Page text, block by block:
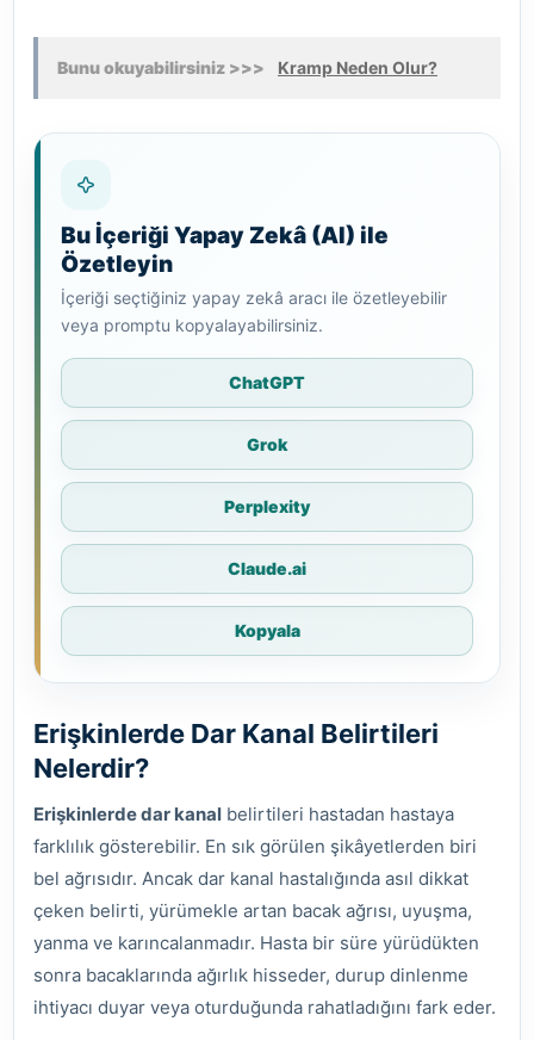
Bunu okuyabilirsiniz >>> Kramp Neden Olur?
Bu İçeriği Yapay Zekâ (AI) ile
Özetleyin
İçeriği seçtiğiniz yapay zekâ aracı ile özetleyebilir
veya promptu kopyalayabilirsiniz.
ChatGPT
Grok
Perplexity
Claude.ai
Kopyala
Erişkinlerde Dar Kanal Belirtileri
Nelerdir?
Erişkinlerde dar kanal belirtileri hastadan hastaya
farklılık gösterebilir. En sık görülen şikâyetlerden biri
bel ağrısıdır. Ancak dar kanal hastalığında asıl dikkat
çeken belirti, yürümekle artan bacak ağrısı, uyuşma,
yanma ve karıncalanmadır. Hasta bir süre yürüdükten
sonra bacaklarında ağırlık hisseder, durup dinlenme
ihtiyacı duyar veya oturduğunda rahatladığını fark eder.